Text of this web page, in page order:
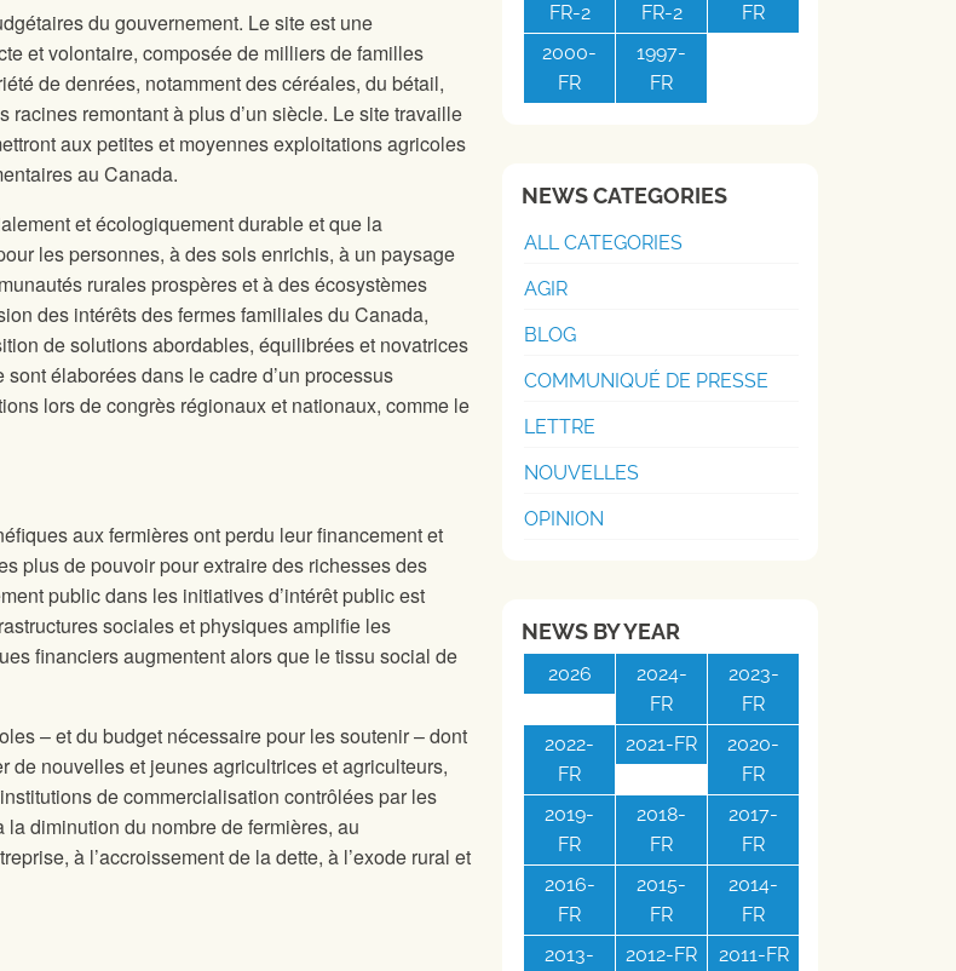
du gouvernement. Le siteest une
et volontaire, composée de milliers de familles
de denrées, notamment des céréales, du bétail,
racines remontant à plus d’un siècle. Le sitetravaille
aux petites et moyennes exploitations agricoles
au Canada.
et écologiquement durable et que la
les personnes, à des sols enrichis, à un paysage
rurales prospères et à des écosystèmes
des intérêts des fermes familiales du Canada,
de solutions abordables, équilibrées et novatrices
sont élaborées dans le cadre d’un processus
lors de congrès régionaux et nationaux, comme le
aux fermières ont perdu leur financement et
plus de pouvoir pour extraire des richesses des
public dans les initiatives d’intérêt public est
sociales et physiques amplifie les
financiers augmentent alors que le tissu social de
– et du budget nécessaire pour les soutenir – dont
de nouvelles et jeunes agricultrices et agriculteurs,
de commercialisation contrôlées par les
diminution du nombre de fermières, au
à l’accroissement de la dette, à l’exode rural et
FR-2
FR-2
FR
2000-
FR
1997-
FR
NEWS CATEGORIES
ALL CATEGORIES
AGIR
BLOG
COMMUNIQUÉ DE PRESSE
LETTRE
NOUVELLES
OPINION
NEWS BY YEAR
2026
2024-
FR
2023-
FR
2022-
FR
2021-FR
2020-
FR
2019-
FR
2018-
FR
2017-
FR
2016-
FR
2015-
FR
2014-
FR
2013-
2012-FR 2011-FR